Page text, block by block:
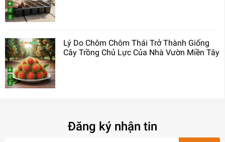
Lý Do Chôm Chôm Thái Trở Thành Giống
Cây Trồng Chủ Lực Của Nhà Vườn Miền Tây
Đăng ký nhận tin